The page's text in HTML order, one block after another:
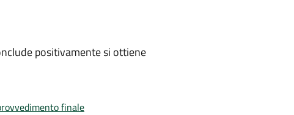
positivamente si ottiene
finale